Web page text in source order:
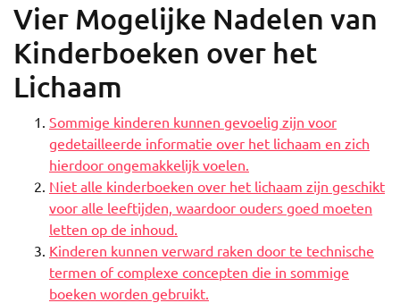
Vier Mogelijke Nadelen van
Kinderboeken over het
Lichaam
Sommige kinderen kunnen gevoelig zijn voor
gedetailleerde informatie over het lichaam en zich
hierdoor ongemakkelijk voelen.
Niet alle kinderboeken over het lichaam zijn geschikt
voor alle leeftijden, waardoor ouders goed moeten
letten op de inhoud.
Kinderen kunnen verward raken door te technische
termen of complexe concepten die in sommige
boeken worden gebruikt.